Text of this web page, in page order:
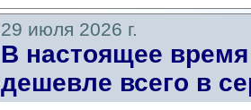
29 июля 2026 г.
В настоящее
дешевле всего в